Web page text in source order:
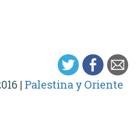
| Palestina y Oriente